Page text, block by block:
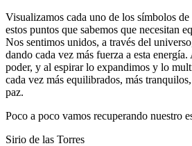
Visualizamos cada uno de los símbolos
estos puntos que sabemos que necesitan
Nos sentimos unidos, a través del
dando cada vez más fuerza a esta
poder, y al espirar lo expandimos y lo
cada vez más equilibrados, más
paz.
Poco a poco vamos recuperando nuestro
Sirio de las Torres